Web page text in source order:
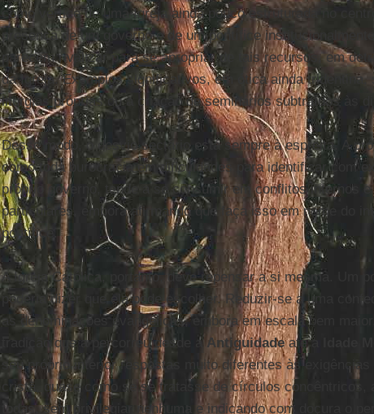
como vértice de uma Igreja ainda pouco estruturada no
presença de um governo e de um pontífice
parecem rivalizar para se apropriar de tais recursos, em
da Igreja. Exemplos significativos, em ótica ainda tridentina,
liturgias próprias ou a criação de seminários subtraídos às
Desse modo, o desvio sectário está sempre à espreita. A
como toda burocracia em dificuldades para identificar com
próprio governo, tende a se consumir em conflitos internos
particulares, embora afirmando que faça isso em nome do
pontífice.
A Igreja Católica, portanto, deve repensar a si mesma. Um
poderia dizer que ela pode escolher. Reduzir-se a uma
as denominações evangélicas, embora em escala bem
tradição que a percorreu desde a Antiguidadeaté a
seu próprio interior respostas muito diferentes às
cristã, quase como se se tratasse de círculos concêntricos,
todas, sem privilegiar nenhuma e indicando com doçura o